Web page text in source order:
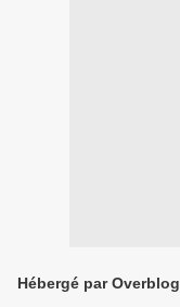
Hébergé par Overblog